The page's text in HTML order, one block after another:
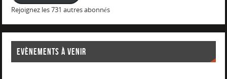
Rejoignez les 731 autres abonnés
EVÈNEMENTS À VENIR